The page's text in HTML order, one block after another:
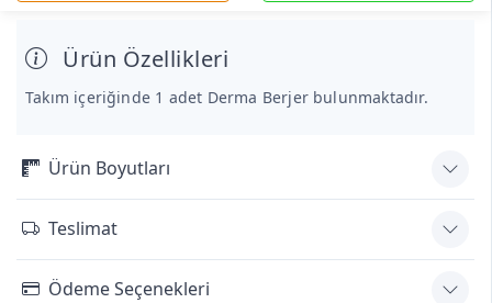
Ürün Özellikleri
Takım içeriğinde 1 adet Derma Berjer bulunmaktadır.
Ürün Boyutları
Teslimat
Ödeme Seçenekleri